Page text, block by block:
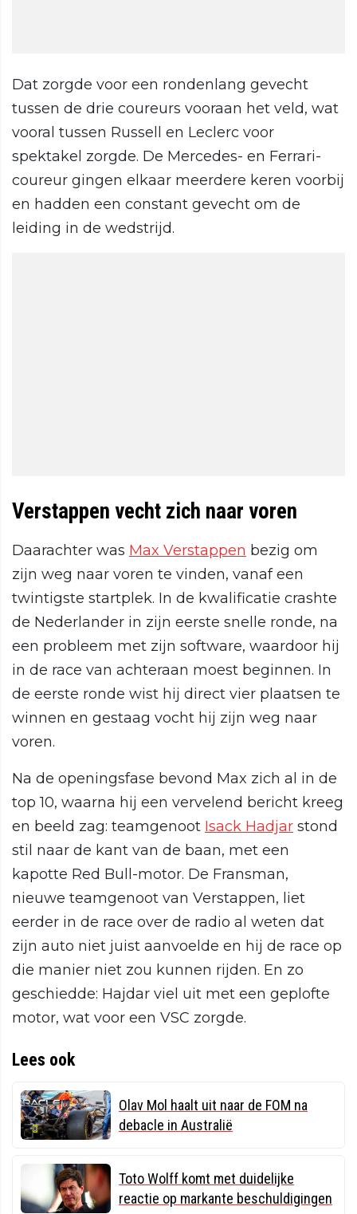
Dat zorgde voor een rondenlang gevecht
tussen de drie coureurs vooraan het veld, wat
vooral tussen Russell en Leclerc voor
spektakel zorgde. De Mercedes- en Ferrari-
coureur gingen elkaar meerdere keren voorbij
en hadden een constant gevecht om de
leiding in de wedstrijd.
Verstappen vecht zich naar voren
Daarachter was Max Verstappen bezig om
zijn weg naar voren te vinden, vanaf een
twintigste startplek. In de kwalificatie crashte
de Nederlander in zijn eerste snelle ronde, na
een probleem met zijn software, waardoor hij
in de race van achteraan moest beginnen. In
de eerste ronde wist hij direct vier plaatsen te
winnen en gestaag vocht hij zijn weg naar
voren.
Na de openingsfase bevond Max zich al in de
top 10, waarna hij een vervelend bericht kreeg
en beeld zag: teamgenoot Isack Hadjar stond
stil naar de kant van de baan, met een
kapotte Red Bull-motor. De Fransman,
nieuwe teamgenoot van Verstappen, liet
eerder in de race over de radio al weten dat
zijn auto niet juist aanvoelde en hij de race op
die manier niet zou kunnen rijden. En zo
geschiedde: Hajdar viel uit met een geplofte
motor, wat voor een VSC zorgde.
Lees ook
Olav Mol haalt uit naar de FOM na
debacle in Australië
Toto Wolff komt met duidelijke
reactie op markante beschuldigingen